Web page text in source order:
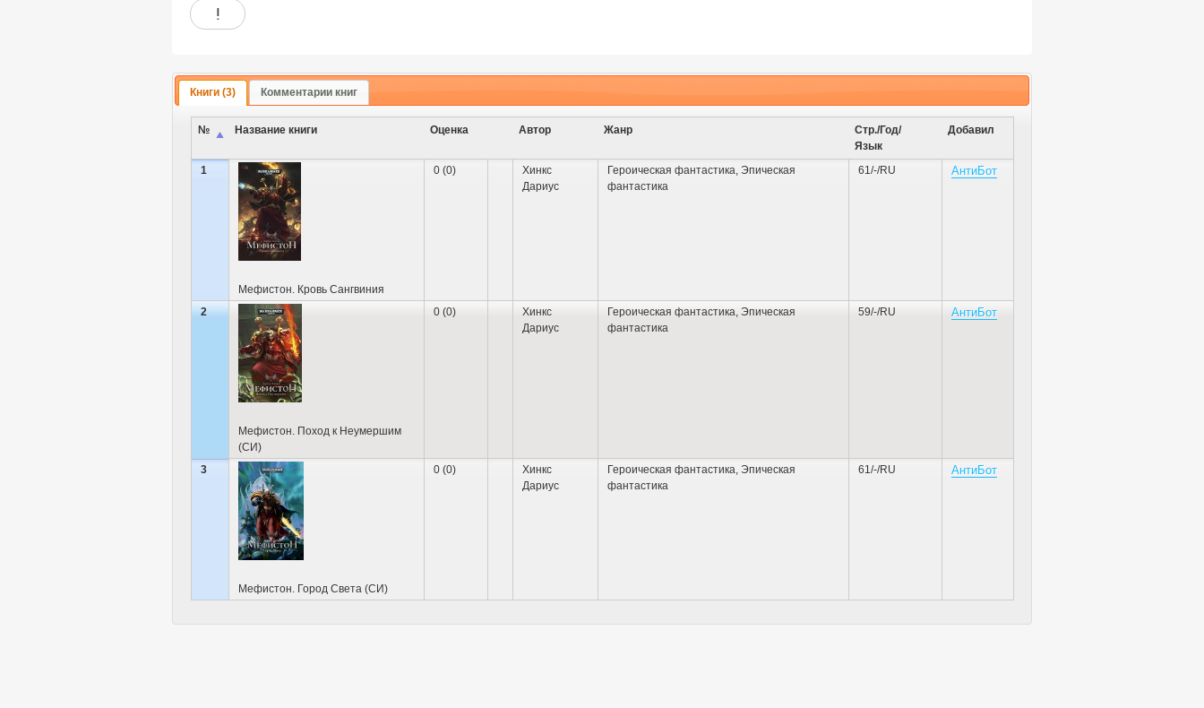
!
Книги (3) Комментарии книг
№ Название книги Оценка Автор Жанр
Стр./Год/
Язык
Добавил
1
Мефистон. Кровь Сангвиния
0 (0)
Хинкс
Дариус
Героическая фантастика Эпическая
фантастика
61/-/RU АнтиБот
2
Мефистон. Поход к Неумершим
(СИ)
0 (0)
Хинкс
Дариус
Героическая фантастика Эпическая
фантастика
59/-/RU АнтиБот
3
Мефистон. Город Света (СИ)
0 (0)
Хинкс
Дариус
Героическая фантастика Эпическая
фантастика
61/-/RU АнтиБот